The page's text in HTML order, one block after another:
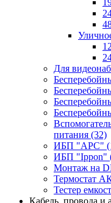
Для
питания (32)
ИБП "APC"
ИБП "Ippon"
Монтаж на
Термостат
Тестер
Кабель, провода и